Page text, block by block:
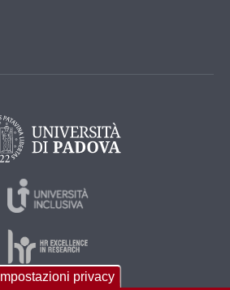
Impostazioni privacy